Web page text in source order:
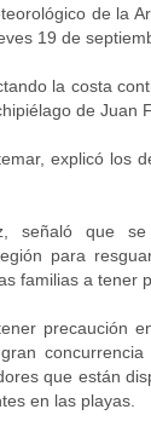
de la
19 de
la costa
de Juan
explicó los
que se
para
familias a tener
precaución
concurrencia
que están
en las playas.